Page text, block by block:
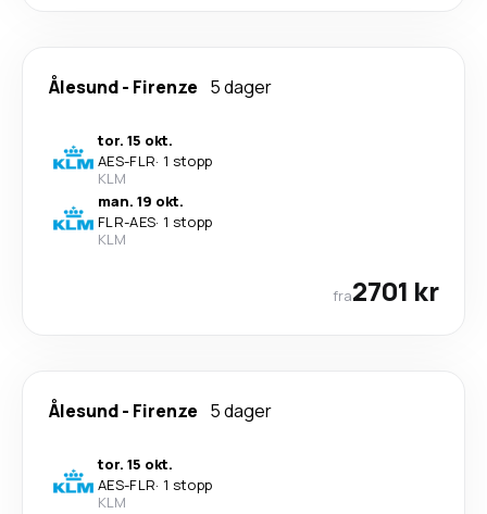
Ålesund- Firenze 5 dager
tor. 15 okt.
AES-FLR· 1 stopp
KLM
man. 19 okt.
FLR-AES· 1 stopp
KLM
fra2701 kr
Ålesund- Firenze 5 dager
tor. 15 okt.
AES-FLR· 1 stopp
KLM